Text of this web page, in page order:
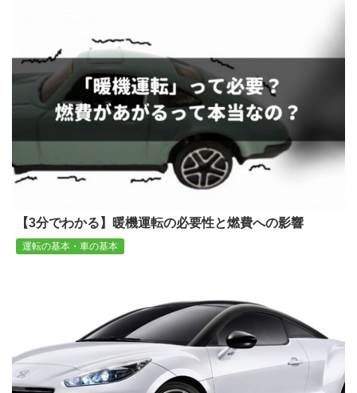
【3分でわかる】暖機運転の必要性と燃費への影響
運転の基本・車の基本